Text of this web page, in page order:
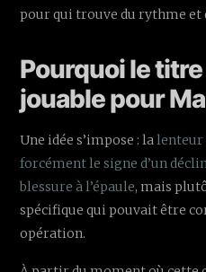
pour qui trouve du rythme et
Pourquoi le
jouable pour
Une idée s’impose : lalenteur
forcément le signe d’un
blessure à l’épaule, mais
spécifique qui pouvait être
opération.